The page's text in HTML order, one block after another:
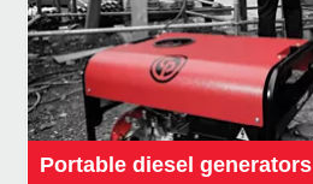
Portable diesel generators